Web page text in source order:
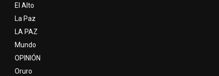
El Alto
La Paz
LA PAZ
Mundo
OPINIÓN
Oruro